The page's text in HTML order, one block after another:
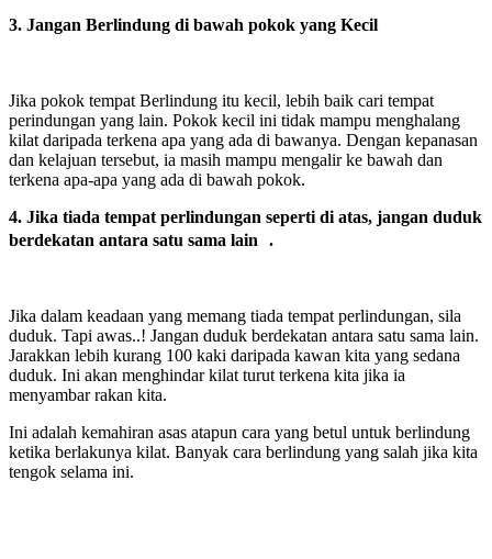
3. Jangan Berlindung di bawah pokok yang Kecil
Jika pokok tempat Berlindung itu kecil, lebih baik cari tempat
perindungan yang lain. Pokok kecil ini tidak mampu menghalang
kilat daripada terkena apa yang ada di bawanya. Dengan kepanasan
dan kelajuan tersebut, ia masih mampu mengalir ke bawah dan
terkena apa-apa yang ada di bawah pokok.
4. Jika tiada tempat perlindungan seperti di atas, jangan duduk
berdekatan antara satu sama lain .
Jika dalam keadaan yang memang tiada tempat perlindungan, sila
duduk. Tapi awas..! Jangan duduk berdekatan antara satu sama lain.
Jarakkan lebih kurang 100 kaki daripada kawan kita yang sedana
duduk. Ini akan menghindar kilat turut terkena kita jika ia
menyambar rakan kita.
Ini adalah kemahiran asas atapun cara yang betul untuk berlindung
ketika berlakunya kilat. Banyak cara berlindung yang salah jika kita
tengok selama ini.